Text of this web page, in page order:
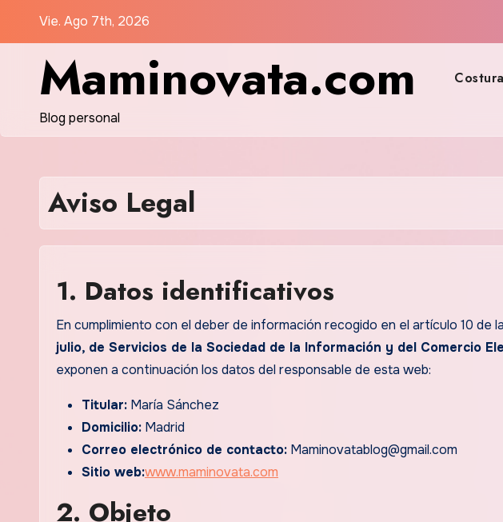
Vie. Ago 7th, 2026
Maminovata.com
Blog personal
Costura
Aviso Legal
1. Datos identificativos
En cumplimiento con el deber de información recogido en el artículo 10 de la
julio, de Servicios de la Sociedad de la Información y del Comercio
exponen a continuación los datos del responsable de esta web:
Titular: María Sánchez
Domicilio: Madrid
Correo electrónico de contacto: Maminovatablog@gmail.com
Sitio web:www.maminovata.com
2. Objeto